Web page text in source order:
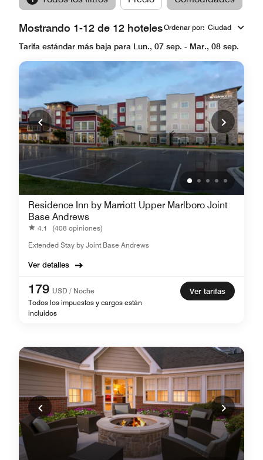
Mostrando 1-12 de 12 hotelesOrdenar por: Ciudad
Tarifa estándar más baja para Lun., 07 sep. - Mar., 08 sep.
Residence Inn by Marriott Upper Marlboro Joint
Base Andrews
4.1
(408 opiniones)
Extended Stay by Joint Base Andrews
Ver detalles
179 USD / Noche
Todos los impuestos y cargos están
incluidos
Ver tarifas